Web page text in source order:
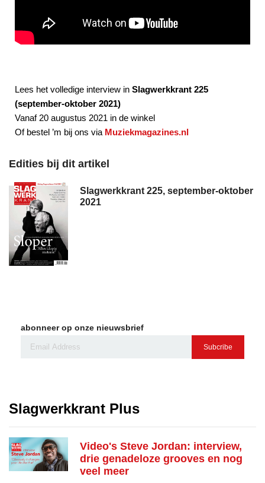
Lees het volledige interview in Slagwerkkrant 225
(september-oktober 2021)
Vanaf 20 augustus 2021 in de winkel
Of bestel ’m bij ons via Muziekmagazines.nl
Edities bij dit artikel
Slagwerkkrant 225, september-oktober
2021
abonneer op onze nieuwsbrief
Subcribe
Slagwerkkrant Plus
Video's Steve Jordan: interview,
drie genadeloze grooves en nog
veel meer